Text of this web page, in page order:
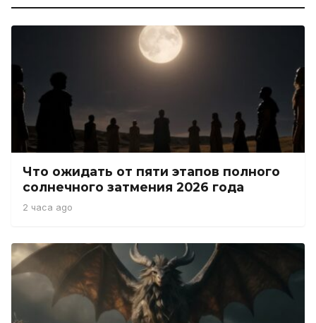
Что ожидать от пяти этапов полного
солнечного затмения 2026 года
2 часа ago